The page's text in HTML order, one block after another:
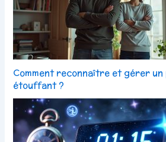
Comment reconnaître et gérer
étouffant ?